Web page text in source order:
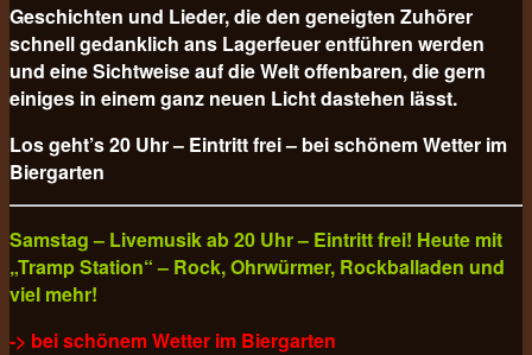
Geschichten und Lieder, die den geneigten Zuhörer
schnell gedanklich ans Lagerfeuer entführen werden
und eine Sichtweise auf die Welt offenbaren, die gern
einiges in einem ganz neuen Licht dastehen lässt.
Los geht’s 20 Uhr – Eintritt frei – bei schönem Wetter im
Biergarten
Samstag – Livemusik ab 20 Uhr – Eintritt frei! Heute mit
„Tramp Station“ – Rock, Ohrwürmer, Rockballaden und
viel mehr!
-> bei schönem Wetter im Biergarten